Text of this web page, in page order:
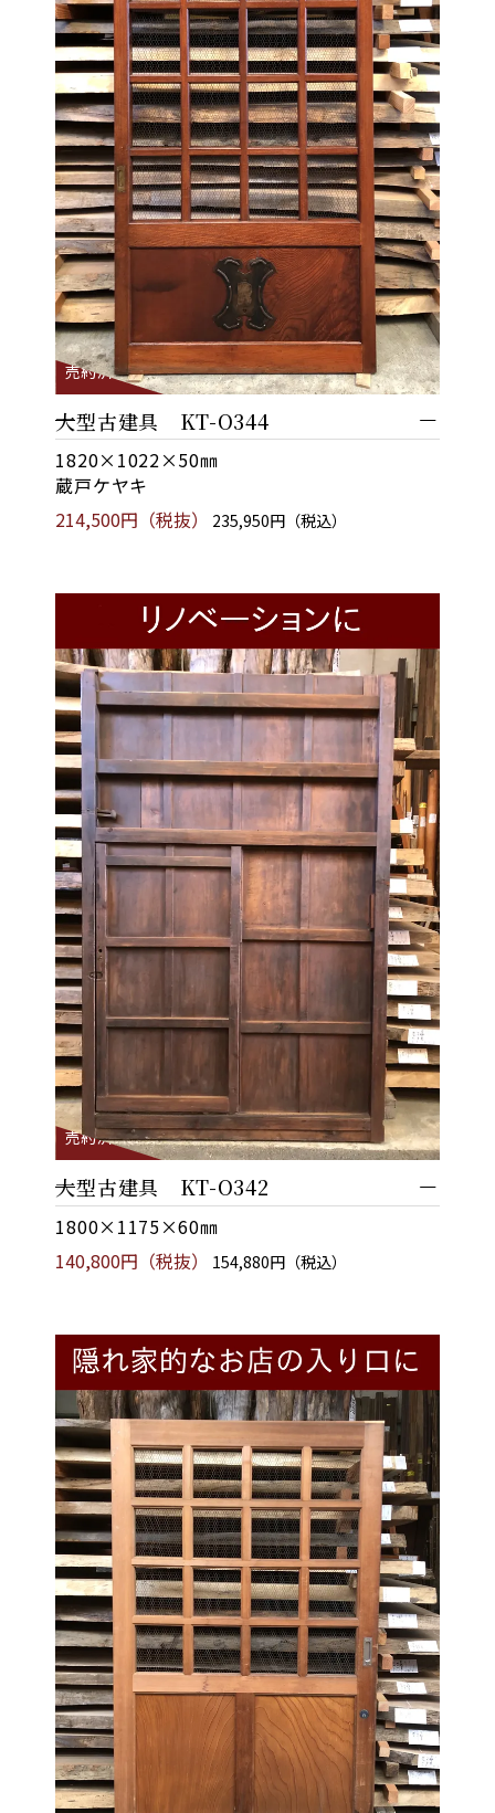
大型古建具 KT-O344
1820×1022×50㎜
蔵戸ケヤキ
214,500円（税抜）
235,950円（税込）
売約済
大型古建具 KT-O342
1800×1175×60㎜
140,800円（税抜）
154,880円（税込）
売約済